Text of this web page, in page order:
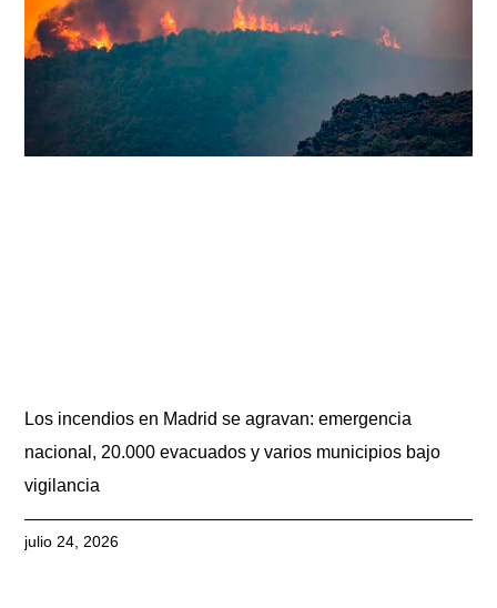
Los incendios en Madrid se agravan: emergencia
nacional, 20.000 evacuados y varios municipios bajo
vigilancia
julio 24, 2026